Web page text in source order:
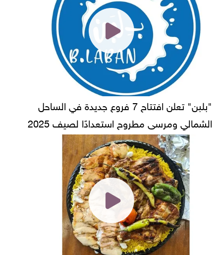
"بلبن" تعلن افتتاح 7 فروع جديدة في الساحل
الشمالي ومرسى مطروح استعدادًا لصيف 2025